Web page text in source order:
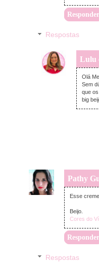
Responder
Respostas
Lulu
Olá
Sem
que
big
Pathy
Esse
Beijo.
Cores do
Responder
Respostas